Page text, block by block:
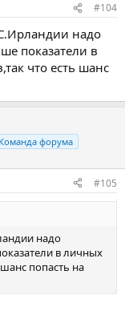
#104
надо
показатели в
что есть шанс
Команда форума
#105
надо
в личных
попасть на